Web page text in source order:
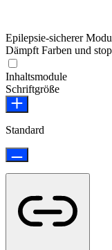
Epilepsie-sicherer
Dämpft Farben und
Inhaltsmodule
Schriftgröße
Standard